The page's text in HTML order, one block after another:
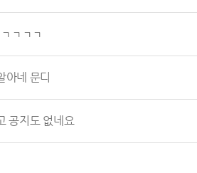
ㄱㄱㄱ
아네 문디
공지도 없네요